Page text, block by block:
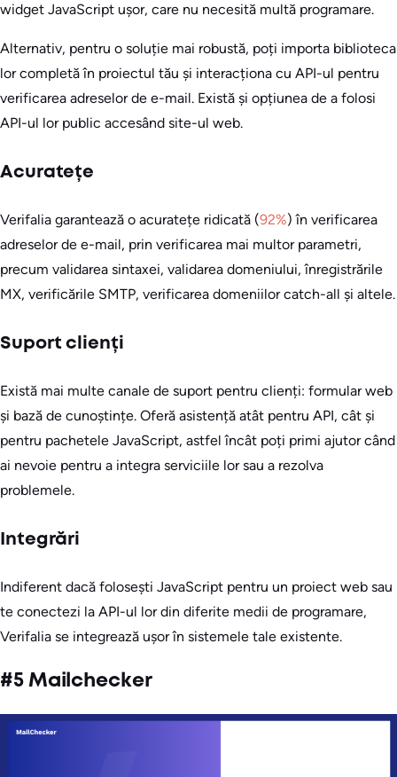
widget JavaScript ușor, care nu necesită multă programare.
Alternativ, pentru o soluție mai robustă, poți importa biblioteca
lor completă în proiectul tău și interacționa cu API-ul pentru
verificarea adreselor de e-mail. Există și opțiunea de a folosi
API-ul lor public accesând site-ul web.
Acuratețe
Verifalia garantează o acuratețe ridicată (92%) în verificarea
adreselor de e-mail, prin verificarea mai multor parametri,
precum validarea sintaxei, validarea domeniului, înregistrările
MX, verificările SMTP, verificarea domeniilor catch-all și altele.
Suport clienți
Există mai multe canale de suport pentru clienți: formular web
și bază de cunoștințe. Oferă asistență atât pentru API, cât și
pentru pachetele JavaScript, astfel încât poți primi ajutor când
ai nevoie pentru a integra serviciile lor sau a rezolva
problemele.
Integrări
Indiferent dacă folosești JavaScript pentru un proiect web sau
te conectezi la API-ul lor din diferite medii de programare,
Verifalia se integrează ușor în sistemele tale existente.
#5 Mailchecker